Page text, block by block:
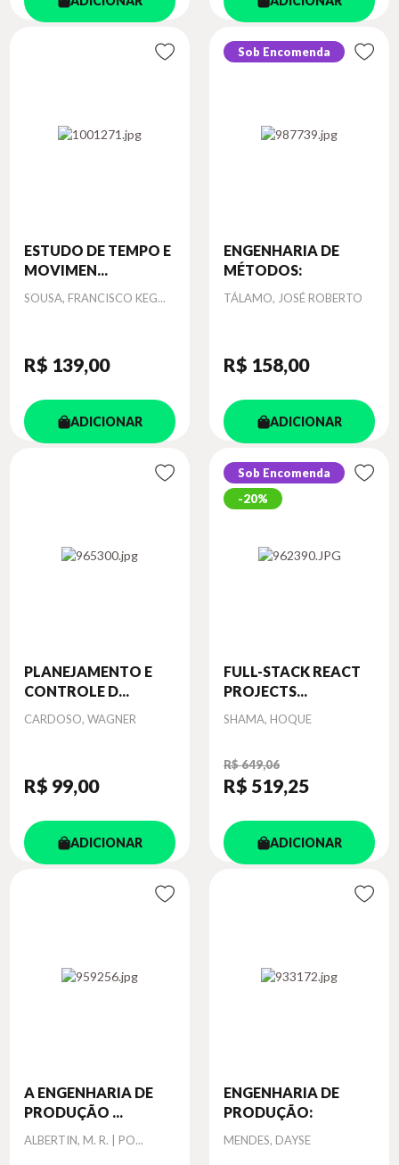
ESTUDO DE TEMPO E
MOVIMEN...
Autor
SOUSA, FRANCISCO KEG...
R$ 139,00
ADICIONAR
Sob Encomenda
ENGENHARIA DE
MÉTODOS:
Autor
TÁLAMO, JOSÉ ROBERTO
R$ 158,00
ADICIONAR
PLANEJAMENTO E
CONTROLE D...
Autor
CARDOSO, WAGNER
R$ 99,00
ADICIONAR
Sob Encomenda
20%
FULL-STACK REACT
PROJECTS...
Autor
SHAMA, HOQUE
R$ 649,06
R$ 519,25
ADICIONAR
A ENGENHARIA DE
PRODUÇÃO ...
Autor
ALBERTIN, M. R. | PO...
ENGENHARIA DE
PRODUÇÃO:
Autor
MENDES, DAYSE